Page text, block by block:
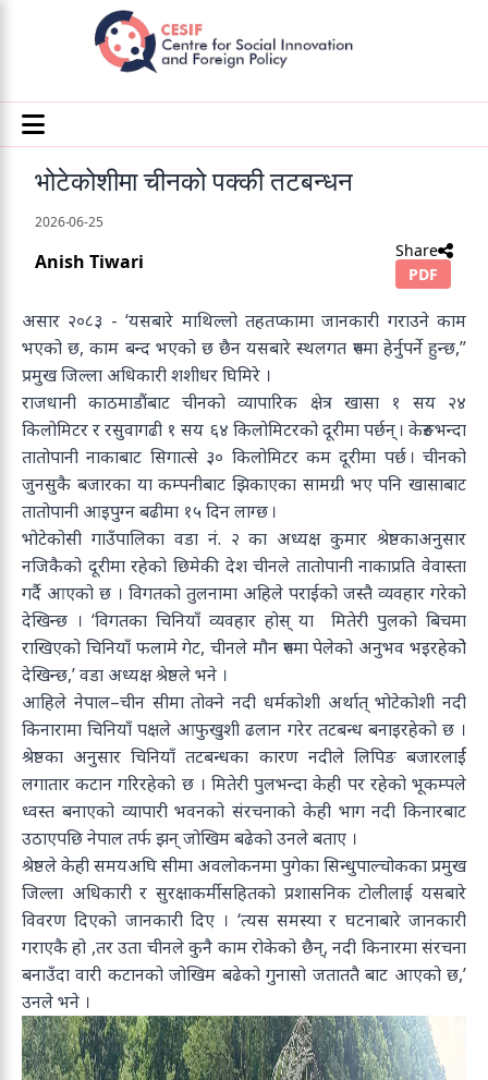
भोटेकोशीमा चीनको पक्की तटबन्धन
2026-06-25
Anish Tiwari
Share
PDF
असार २०८३ - ‘यसबारे माथिल्लो तहतप्कामा जानकारी गराउने काम
भएको छ, काम बन्द भएको छ छैन यसबारे स्थलगत रुपमा हेर्नुपर्ने हुन्छ,”
प्रमुख जिल्ला अधिकारी शशीधर घिमिरे ।
राजधानी काठमाडौंबाट चीनको व्यापारिक क्षेत्र खासा १ सय २४
किलोमिटर र रसुवागढी १ सय ६४ किलोमिटरको दूरीमा पर्छन् । केरुङभन्दा
तातोपानी नाकाबाट सिगात्से ३० किलोमिटर कम दूरीमा पर्छ । चीनको
जुनसुकै बजारका या कम्पनीबाट झिकाएका सामग्री भए पनि खासाबाट
तातोपानी आइपुग्न बढीमा १५ दिन लाग्छ ।
भोटेकोसी गाउँपालिका वडा नं. २ का अध्यक्ष कुमार श्रेष्ठकाअनुसार
नजिकैको दूरीमा रहेको छिमेकी देश चीनले तातोपानी नाकाप्रति वेवास्ता
गर्दै आएको छ । विगतको तुलनामा अहिले पराईको जस्तै व्यवहार गरेको
देखिन्छ । ‘विगतका चिनियाँ व्यवहार होस् या मितेरी पुलको बिचमा
राखिएको चिनियाँ फलामे गेट, चीनले मौन रुपमा पेलेको अनुभव भइरहेकोे
देखिन्छ,’ वडा अध्यक्ष श्रेष्ठले भने ।
आहिले नेपाल–चीन सीमा तोक्ने नदी धर्मकोशी अर्थात् भोटेकोशी नदी
किनारामा चिनियाँ पक्षले आफुखुशी ढलान गरेर तटबन्ध बनाइरहेको छ ।
श्रेष्ठका अनुसार चिनियाँ तटबन्धका कारण नदीले लिपिङ बजारलार्ई
लगातार कटान गरिरहेको छ । मितेरी पुलभन्दा केही पर रहेको भूकम्पले
ध्वस्त बनाएको व्यापारी भवनको संरचनाको केही भाग नदी किनारबाट
उठाएपछि नेपाल तर्फ झन् जोखिम बढेको उनले बताए ।
श्रेष्ठले केही समयअघि सीमा अवलोकनमा पुगेका सिन्धुपाल्चोकका प्रमुख
जिल्ला अधिकारी र सुरक्षाकर्मीसहितको प्रशासनिक टोलीलाई यसबारे
विवरण दिएको जानकारी दिए । ‘त्यस समस्या र घटनाबारे जानकारी
गराएकै हो ,तर उता चीनले कुनै काम रोकेको छैन्, नदी किनारमा संरचना
बनाउँदा वारी कटानको जोखिम बढेको गुनासो जताततै बाट आएको छ,’
उनले भने ।